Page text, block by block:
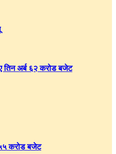
तिन अर्ब ६२ करोड बजेट
५५ करोड बजेट